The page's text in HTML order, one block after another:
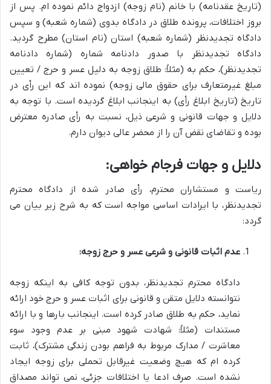
(تاریخ عقدنامه) با خانم (نام زوجه) ازدواج دائم نموده ام. پس از
بروز اختلافات، پرونده طلاق در دادگاه بدوی (شماره شعبه) و سپس
دادگاه تجدیدنظر (شماره شعبه) استان (نام استان) مطرح گردید.
دادگاه تجدیدنظر با صدور دادنامه شماره (شماره دادنامه
تجدیدنظر)، حکم به (مثلاً: طلاق زوجه به دلیل عسر و حرج / تعیین
مبلغ غیرمتعارف برای حقوق مالی زوجه) نموده اند که این رأی در
تاریخ (تاریخ ابلاغ رأی) به اینجانب ابلاغ گردیده است. با توجه به
دلایل و جهات قانونی و شرعی ذیل، نسبت به رأی صادره معترض
بوده و تقاضای نقض آن را از محضر عالی دیوان دارم.
دلایل و جهات فرجام خواهی:
ریاست و مستشاران محترم، رأی صادر شده از دادگاه محترم
تجدیدنظر، با ایرادات اساسی مواجه است که به شرح زیر بیان می
گردد:
عدم اثبات قانونی و شرعی عسر و حرج زوجه:
دادگاه محترم تجدیدنظر، بدون توجه کافی به اینکه زوجه
نتوانسته دلایل متقن و قانونی برای اثبات عسر و حرج خود ارائه
نماید، حکم به طلاق صادر کرده است. اینجانب بارها و با ارائه
مستندات (مثلاً: شهادت شهود مبنی بر عدم وجود سوء
معاشرت / مدارک مربوط به فراهم بودن زندگی مشترک)، ثابت
کرده ام که هیچ وضعیت غیرقابل تحملی برای زوجه ایجاد
نشده است. صرف ادعا یا اختلافات جزئی، نمی تواند مصداق